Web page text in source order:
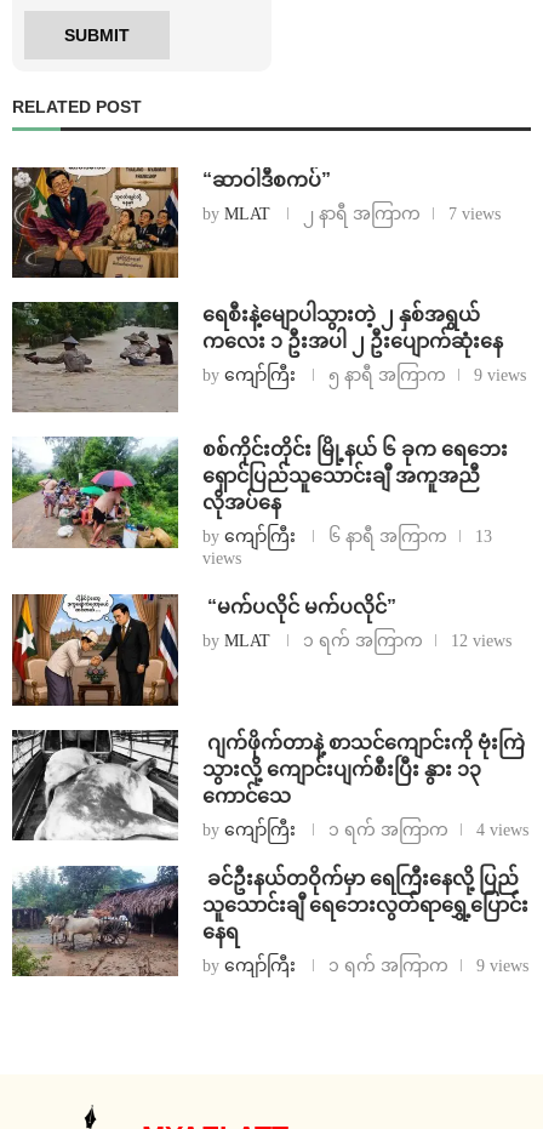
RELATED POST
“ဆာဝါဒီစကပ်”
by MLAT ၂ နာရီ အကြာက 7 views
ရေစီးနဲ့မျောပါသွားတဲ့ ၂ နှစ်အရွယ်
ကလေး ၁ ဦးအပါ ၂ ဦးပျောက်ဆုံးနေ
by ကျော်ကြီး ၅ နာရီ အကြာက 9 views
စစ်ကိုင်းတိုင်း မြို့နယ် ၆ ခုက ရေဘေး
ရှောင်ပြည်သူသောင်းချီ အကူအညီ
လိုအပ်နေ
by ကျော်ကြီး ၆ နာရီ အကြာက
13
views
⁨ ⁨“မက်ပလိုင် မက်ပလိုင်”
by MLAT ၁ ရက် အကြာက 12 views
⁨⁩ ⁨ဂျက်ဖိုက်တာနဲ့ စာသင်ကျောင်းကို ဗုံးကြဲ
သွားလို့ ကျောင်းပျက်စီးပြီး နွား ၁၃
ကောင်သေ
by ကျော်ကြီး ၁ ရက် အကြာက 4 views
⁩ ⁨ခင်ဦးနယ်တဝိုက်မှာ ရေကြီးနေလို့ ပြည်
သူသောင်းချီ ရေဘေးလွတ်ရာရွှေ့ပြောင်း
နေရ
by ကျော်ကြီး ၁ ရက် အကြာက 9 views